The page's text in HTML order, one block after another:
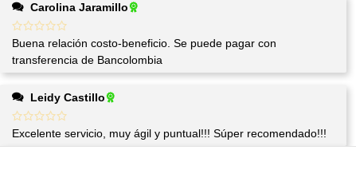
Carolina Jaramillo
Buena relación costo-beneficio. Se puede pagar con
transferencia de Bancolombia
Leidy Castillo
Excelente servicio, muy ágil y puntual!!! Súper recomendado!!!